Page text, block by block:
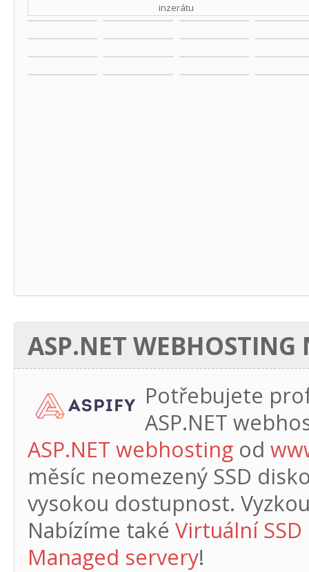
ASP.NET WEBHOSTING
Potřebujete
ASP.NET
ASP.NET webhosting od
měsíc neomezený SSD
vysokou dostupnost.
Nabízíme také Virtuální
Managed servery!